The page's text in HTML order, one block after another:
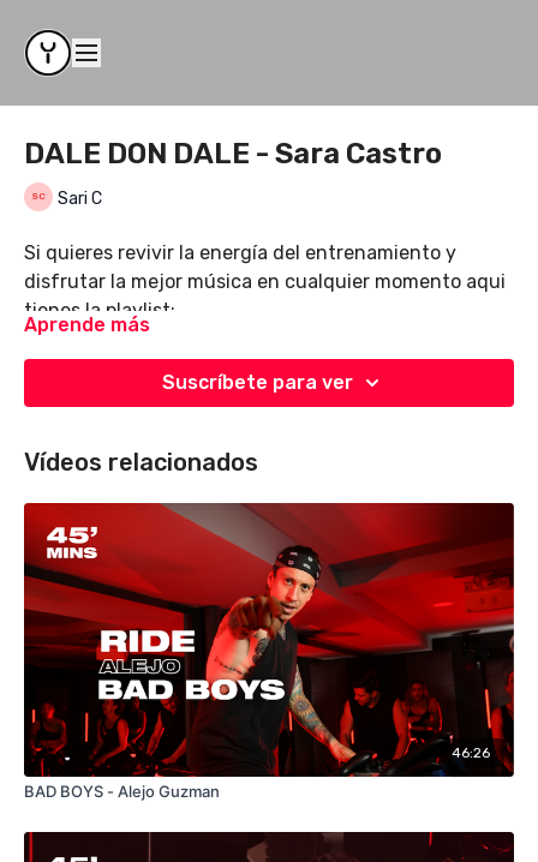
DALE DON DALE - Sara Castro
Sari C
Si quieres revivir la energía del entrenamiento y
disfrutar la mejor música en cualquier momento aqui
tienes la playlist:
https://open.spotify.com/playlist/
si=Nsd08SZJS26dh3rH1nYxEA&pi=kndNka7kRSaMc
Aprende más
Suscríbete para ver
Vídeos relacionados
46:26
BAD BOYS - Alejo Guzman